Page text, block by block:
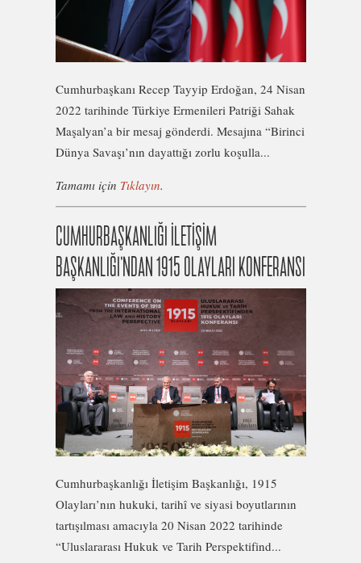
Cumhurbaşkanı Recep Tayyip Erdoğan, 24 Nisan
2022 tarihinde Türkiye Ermenileri Patriği Sahak
Maşalyan’a bir mesaj gönderdi. Mesajına “Birinci
Dünya Savaşı’nın dayattığı zorlu koşulla...
Tamamı için Tıklayın.
CUMHURBAŞKANLIĞI İLETİŞİM
BAŞKANLIĞI’NDAN 1915 OLAYLARI KONFERANSI
Cumhurbaşkanlığı İletişim Başkanlığı, 1915
Olayları’nın hukuki, tarihî ve siyasi boyutlarının
tartışılması amacıyla 20 Nisan 2022 tarihinde
“Uluslararası Hukuk ve Tarih Perspektifind...